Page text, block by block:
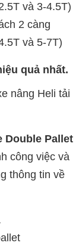
và 3-4.5T)
2 càng
và 5-7T)
quả nhất.
nâng Heli tải
Double Pallet
công việc và
thông tin về